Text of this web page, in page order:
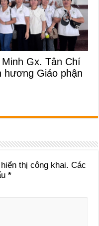
Gx. Tân Chí
hương Giáo phận
thị công khai. Các
*